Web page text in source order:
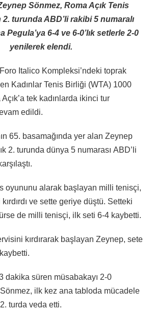
Sönmez, Roma Açık Tenis
2. turunda ABD’li rakibi 5 numaralı
Pegula’ya 6-4 ve 6-0’lık setlerle 2-0
yenilerek elendi.
Italico Kompleksi’ndeki toprak
Kadınlar Tenis Birliği (WTA) 1000
tek kadınlarda ikinci tur
edildi.
65. basamağında yer alan Zeynep
2. turunda dünya 5 numarası ABD’li
oyununu alarak başlayan milli tenisçi,
ve sette geriye düştü. Setteki
de milli tenisçi, ilk seti 6-4 kaybetti.
kırdırarak başlayan Zeynep, sete
dakika süren müsabakayı 2-0
ilk kez ana tabloda mücadele
turda veda etti.